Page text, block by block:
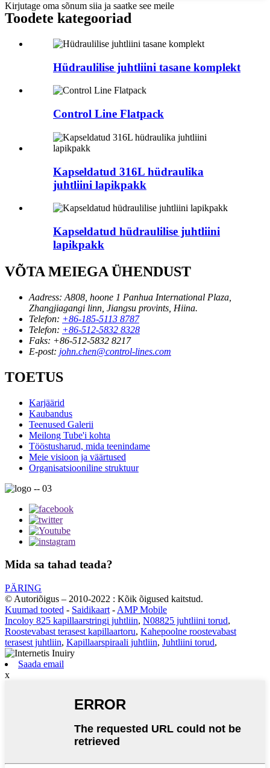
Kirjutage oma sõnum siia ja saatke see meile
Toodete kategooriad
Hüdraulilise juhtliini tasane komplekt
Control Line Flatpack
Kapseldatud 316L hüdraulika
juhtliini lapikpakk
Kapseldatud hüdraulilise juhtliini
lapikpakk
VÕTA MEIEGA ÜHENDUST
Aadress: A808, hoone 1 Panhua International Plaza,
Zhangjiagangi linn, Jiangsu provints, Hiina.
Telefon: +86-185-5113 8787
Telefon: +86-512-5832 8328
Faks: +86-512-5832 8217
E-post: john.chen@control-lines.com
TOETUS
Karjäärid
Kaubandus
Teenused Galerii
Meilong Tube'i kohta
Tööstusharud, mida teenindame
Meie visioon ja väärtused
Organisatsiooniline struktuur
Mida sa tahad teada?
PÄRING
© Autoriõigus – 2010-2022 : Kõik õigused kaitstud.
Kuumad tooted - Saidikaart - AMP Mobile
Incoloy 825 kapillaarstringi juhtliin, N08825 juhtliini torud,
Roostevabast terasest kapillaartoru, Kahepoolne roostevabast
terasest juhtliin, Kapillaarspiraali juhtliin, Juhtliini torud,
Saada email
x